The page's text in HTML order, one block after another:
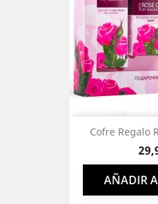
Cofre Regalo
AÑADIR